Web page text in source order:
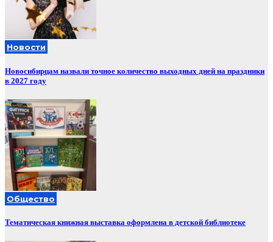
Новости
Новосибирцам назвали точное количество выходных дней на праздники
в 2027 году
Общество
Тематическая книжная выставка оформлена в детской библиотеке